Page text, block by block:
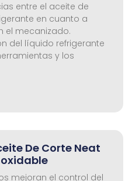
entre el aceite de
en cuanto a
el mecanizado.
del líquido refrigerante
y los
De Corte Neat
mejoran el control del